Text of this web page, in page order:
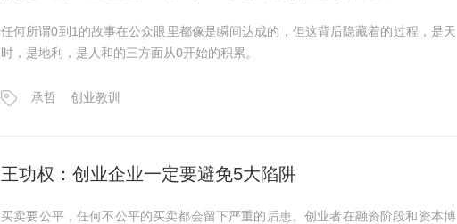
任何所谓0到1的故事在公众眼里都像是瞬间达成的，但这背后隐藏着的过程，是天
时，是地利，是人和的三方面从0开始的积累。
承哲 创业教训
王功权：创业企业一定要避免5大陷阱
买卖要公平，任何不公平的买卖都会留下严重的后患。创业者在融资阶段和资本博